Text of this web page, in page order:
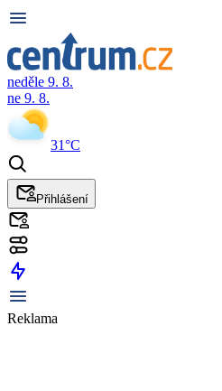
neděle 9. 8.
ne 9. 8.
31°C
Přihlášení
Reklama